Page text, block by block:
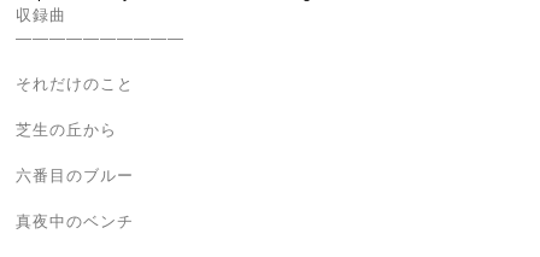
収録曲
――――――――――
それだけのこと
芝生の丘から
六番目のブルー
真夜中のベンチ